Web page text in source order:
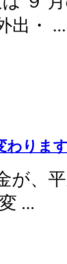
出・ ...
わりま
が、
...